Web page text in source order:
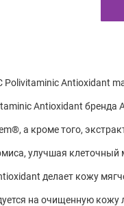
Antioxidant
Antioxidant
а кроме того,
улучшая
делает кожу
на очищенную